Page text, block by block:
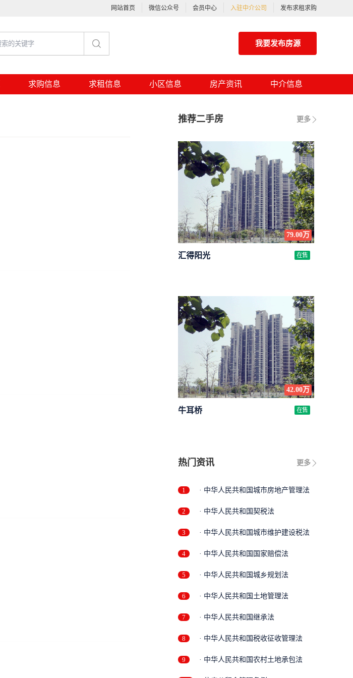
网站首页 微信公众号 会员中心 入驻中介公司 发布求租求购
我要发布房源
求购信息 求租信息 小区信息 房产资讯 中介信息
更多
推荐二手房
79.00万
汇得阳光 在售
42.00万
牛耳桥 在售
更多
热门资讯
1 · 中华人民共和国城市房地产管理法
2 · 中华人民共和国契税法
3 · 中华人民共和国城市维护建设税法
4 · 中华人民共和国国家赔偿法
5 · 中华人民共和国城乡规划法
6 · 中华人民共和国土地管理法
7 · 中华人民共和国继承法
8 · 中华人民共和国税收征收管理法
9 · 中华人民共和国农村土地承包法